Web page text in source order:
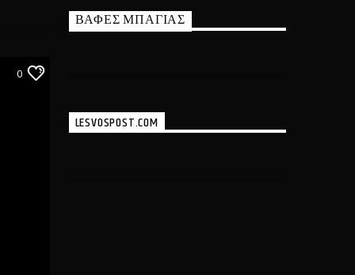
0
ΒΑΦΕΣ ΜΠΑΓΙΑΣ
LESVOSPOST.COM